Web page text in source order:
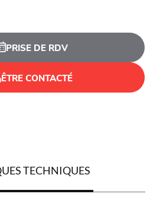
PRISE DE RDV
ÊTRE CONTACTÉ
TECHNIQUES